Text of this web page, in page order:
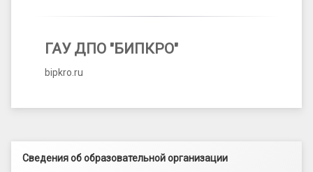
ГАУ ДПО "БИПКРО"
bipkro.ru
Левый сайдбар
Сведения об образовательной организации